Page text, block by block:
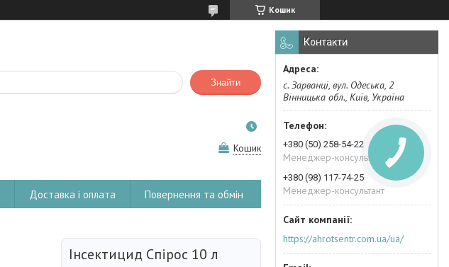
Кошик
Знайти
Кошик
Доставка і оплата Повернення та обмін
Інсектицид Спірос 10 л
Контакти
с. Зарванці, вул. Одеська, 2
Вінницька обл., Київ, Україна
+380 (50) 258-54-22
Менеджер-консультант
+380 (98) 117-74-25
Менеджер-консультант
https://ahrotsentr.com.ua/ua/